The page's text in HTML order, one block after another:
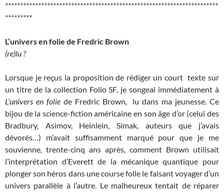
***********************************************************************
*********
L’univers en folie de Fredric Brown
(re)lu ?
Lorsque je reçus la proposition de rédiger un court texte sur
un titre de la collection Folio SF, je songeai immédiatement à
L’univers en foliede Fredric Brown, lu dans ma jeunesse. Ce
bijou de la science-fiction américaine en son âge d’or (celui des
Bradbury, Asimov, Heinlein, Simak, auteurs que j’avais
dévorés…) m’avait suffisamment marqué pour que je me
souvienne, trente-cinq ans après, comment Brown utilisait
l’interprétation d’Everett de la mécanique quantique pour
plonger son héros dans une course folle le faisant voyager d’un
univers parallèle à l’autre. Le malheureux tentait de réparer